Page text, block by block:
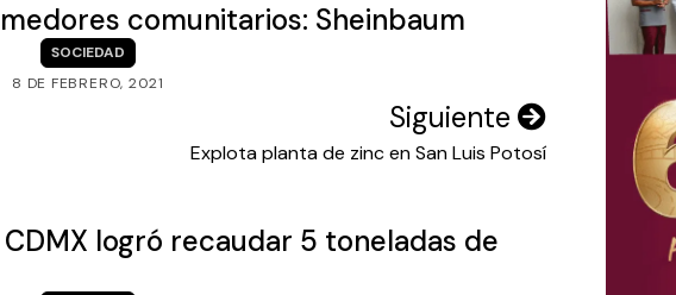
comunitarios: Sheinbaum
SOCIEDAD
8 DE FEBRERO, 2021
Siguiente
Explota planta de zinc en San Luis Potosí
logró recaudar 5 toneladas de